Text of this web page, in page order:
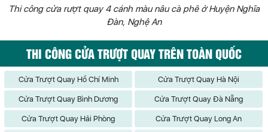
Thi công cửa rượt quay 4 cánh màu nâu cà phê ở Huyện Nghĩa
Đàn, Nghệ An
THI CÔNG CỬA TRƯỢT QUAY TRÊN TOÀN QUỐC
Cửa Trượt Quay Hồ Chí Minh Cửa Trượt Quay Hà Nội
Cửa Trượt Quay Bình Dương Cửa Trượt Quay Đà Nẵng
Cửa Trượt Quay Hải Phòng Cửa Trượt Quay Long An